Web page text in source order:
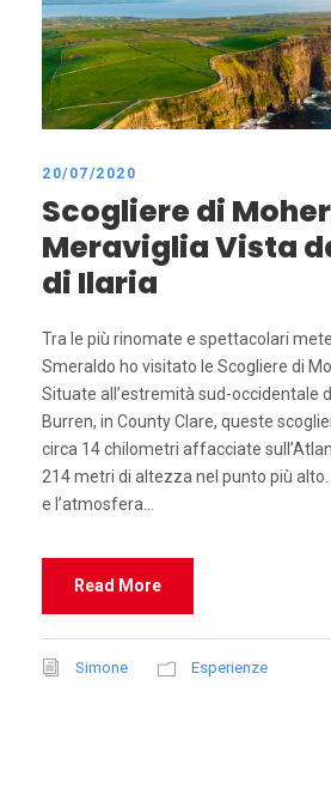
20/07/2020
Scogliere di
Meraviglia Vista
di Ilaria
Tra le più rinomate e spettacolari
Smeraldo ho visitato le Scogliere di
Situate all’estremità sud-occidentale
Burren, in County Clare, queste
circa 14 chilometri affacciate
214 metri di altezza nel punto più
e l’atmosfera...
Read More
Simone Esperienze